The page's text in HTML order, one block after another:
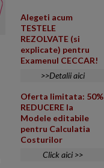
Fiscal
Alegeti acum
TESTELE
REZOLVATE (si
explicate) pentru
Examenul CECCAR!
>>Detalii aici
Oferta limitata: 50%
REDUCERE la
Modele editabile
pentru Calculatia
Costurilor
Click aici >>